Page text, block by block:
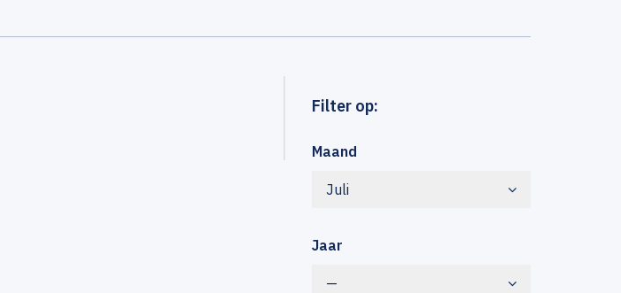
Filter op:
Maand
Juli
Jaar
—